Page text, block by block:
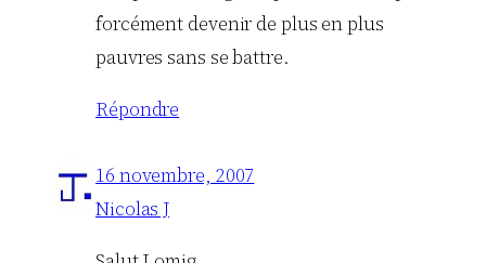
forcément devenir de plus en plus
pauvres sans se battre.
Répondre
16 novembre, 2007
Nicolas J